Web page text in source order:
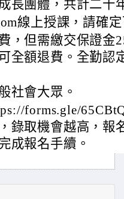
長團體，共計二十
線上授課，請確
，但需繳交保證金
全額退費。全勤認
社會大眾。
forms.gle/
錄取機會越高，報
成報名手續。